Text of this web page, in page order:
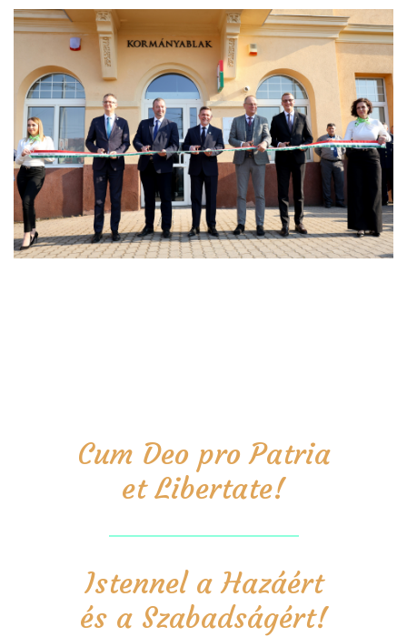
Cum Deo pro Patria
et Libertate!
Istennel a Hazáért
és a Szabadságért!